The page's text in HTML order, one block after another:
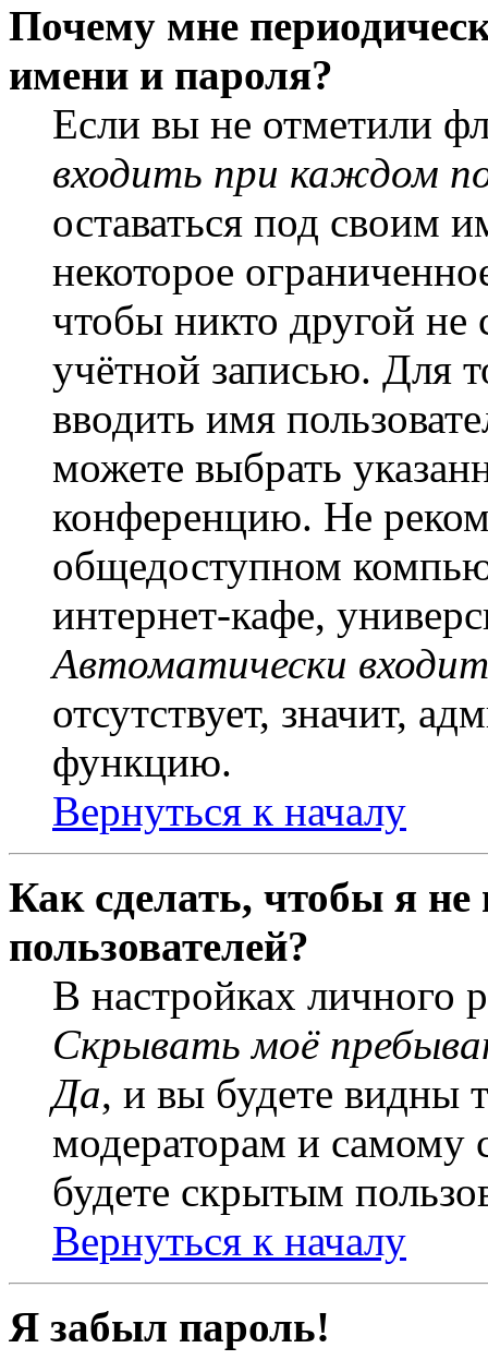
Почему мне
имени и пароля?
Если вы не отметили
входить при каждом
оставаться под своим
некоторое
чтобы никто другой не
учётной записью. Для
вводить имя
можете выбрать
конференцию. Не
общедоступном
интернет-кафе,
Автоматически
отсутствует, значит,
функцию.
Вернуться к началу
Как сделать, чтобы я
пользователей?
В настройках личного
Скрывать моё
Да, и вы будете видны
модераторам и самому
будете скрытым
Вернуться к началу
Я забыл пароль!